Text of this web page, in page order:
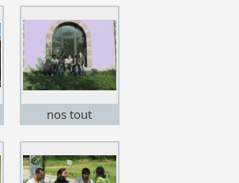
Martin
Barnsdale"
nos tout
stagiaires